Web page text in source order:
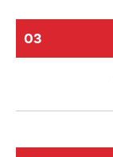
03